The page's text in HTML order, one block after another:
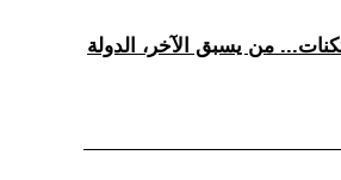
من يسبق الآخر، الدولة